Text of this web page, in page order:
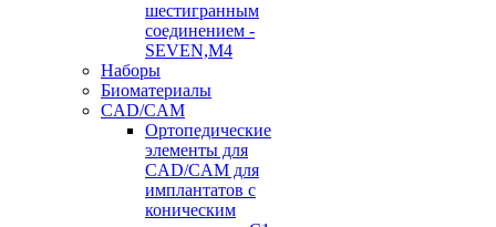
шестигранным
соединением -
SEVEN,M4
Наборы
Биоматериалы
CAD/CAM
Ортопедические
элементы для
CAD/CAM для
имплантатов с
коническим